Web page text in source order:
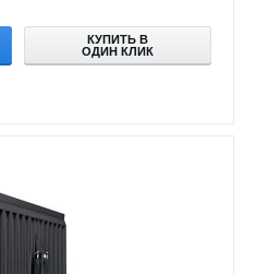
КУПИТЬ В
ОДИН КЛИК